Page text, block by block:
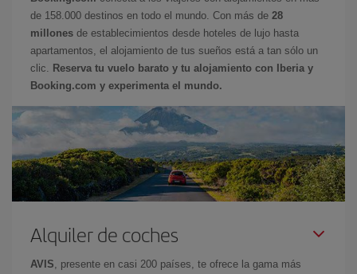
de 158.000 destinos en todo el mundo. Con más de 28
millones de establecimientos desde hoteles de lujo hasta
apartamentos, el alojamiento de tus sueños está a tan sólo un
clic.
Reserva tu vuelo barato y tu alojamiento con Iberia y
Booking.com y experimenta el mundo.
Alquiler de coches
AVIS , presente en casi 200 países, te ofrece la gama más